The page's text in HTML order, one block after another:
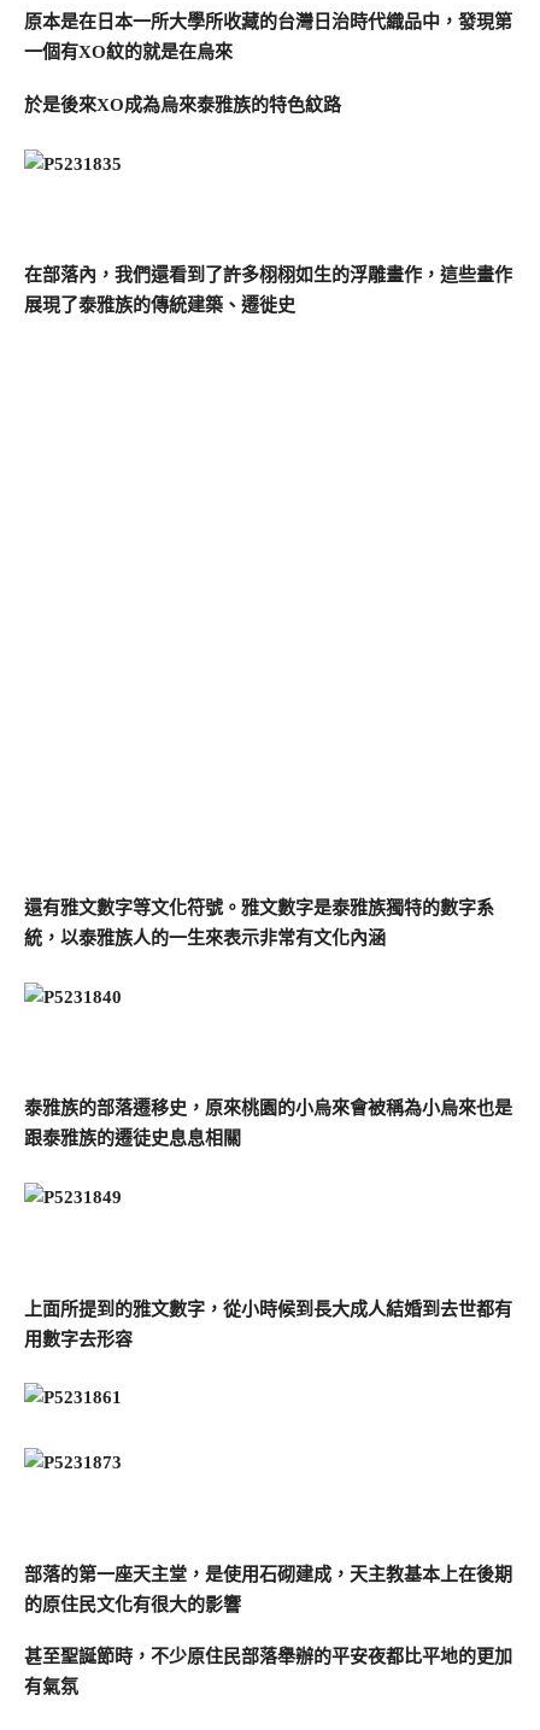
原本是在日本一所大學所收藏的台灣日治時代織品中，發現第
一個有XO紋的就是在烏來
於是後來XO成為烏來泰雅族的特色紋路
在部落內，我們還看到了許多栩栩如生的浮雕畫作，這些畫作
展現了泰雅族的傳統建築、遷徙史
還有雅文數字等文化符號。雅文數字是泰雅族獨特的數字系
統，以泰雅族人的一生來表示非常有文化內涵
泰雅族的部落遷移史，原來桃園的小烏來會被稱為小烏來也是
跟泰雅族的遷徒史息息相關
上面所提到的雅文數字，從小時候到長大成人結婚到去世都有
用數字去形容
部落的第一座天主堂，是使用石砌建成，天主教基本上在後期
的原住民文化有很大的影響
甚至聖誕節時，不少原住民部落舉辦的平安夜都比平地的更加
有氣氛